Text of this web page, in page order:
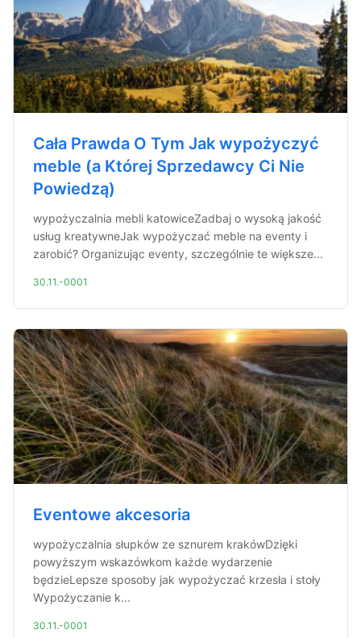
Cała Prawda O Tym Jak wypożyczyć
meble (a Której Sprzedawcy Ci Nie
Powiedzą)
wypożyczalnia mebli katowiceZadbaj o wysoką jakość
usług kreatywneJak wypożyczać meble na eventy i
zarobić? Organizując eventy, szczególnie te większe...
30.11.-0001
Eventowe akcesoria
wypożyczalnia słupków ze sznurem krakówDzięki
powyższym wskazówkom każde wydarzenie
będzieLepsze sposoby jak wypożyczać krzesła i stoły
Wypożyczanie k...
30.11.-0001